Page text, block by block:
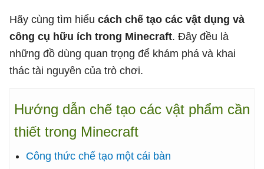
Hãy cùng tìm hiểu cách chế tạo các vật dụng và
công cụ hữu ích trong Minecraft. Đây đều là
những đồ dùng quan trọng để khám phá và khai
thác tài nguyên của trò chơi.
Hướng dẫn chế tạo các vật phẩm cần
thiết trong Minecraft
Công thức chế tạo một cái bàn